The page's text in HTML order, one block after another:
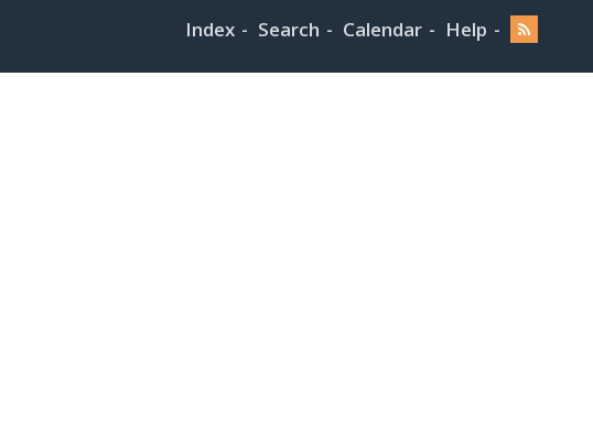
Index Search Calendar Help